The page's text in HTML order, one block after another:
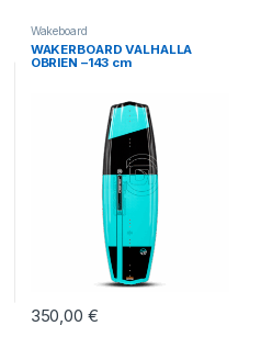
Wakeboard
WAKERBOARD VALHALLA
OBRIEN –143 cm
350,00 €